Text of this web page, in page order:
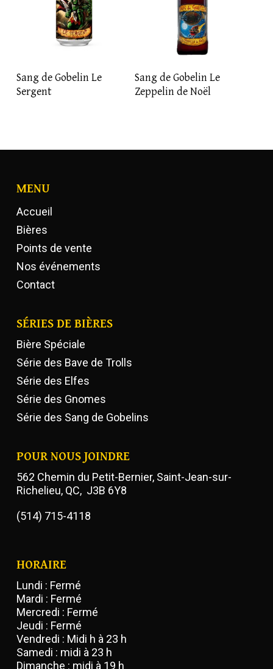
LIRE LA SUITE
Sang de Gobelin Le
Sergent
LIRE LA SUITE
Sang de Gobelin Le
Zeppelin de Noël
MENU
Accueil
Bières
Points de vente
Nos événements
Contact
SÉRIES DE BIÈRES
Bière Spéciale
Série des Bave de Trolls
Série des Elfes
Série des Gnomes
Série des Sang de Gobelins
POUR NOUS JOINDRE
562 Chemin du Petit-Bernier, Saint-Jean-sur-
Richelieu, QC, J3B 6Y8
(514) 715-4118
HORAIRE
Lundi : Fermé
Mardi : Fermé
Mercredi : Fermé
Jeudi : Fermé
Vendredi : Midi h à 23 h
Samedi : midi à 23 h
Dimanche : midi à 19 h